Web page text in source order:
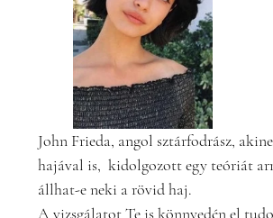
John Frieda, angol sztárfodrász,
hajával is,  kidolgozott egy teóriát
állhat-e neki a rövid haj.
A vizsgálatot Te is könnyedén el